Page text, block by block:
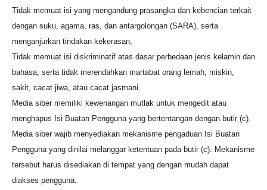
Tidak memuat isi yang mengandung prasangka dan kebencian terkait
dengan suku, agama, ras, dan antargolongan (SARA), serta
menganjurkan tindakan kekerasan;
Tidak memuat isi diskriminatif atas dasar perbedaan jenis kelamin dan
bahasa, serta tidak merendahkan martabat orang lemah, miskin,
sakit, cacat jiwa, atau cacat jasmani.
Media siber memiliki kewenangan mutlak untuk mengedit atau
menghapus Isi Buatan Pengguna yang bertentangan dengan butir (c).
Media siber wajib menyediakan mekanisme pengaduan Isi Buatan
Pengguna yang dinilai melanggar ketentuan pada butir (c). Mekanisme
tersebut harus disediakan di tempat yang dengan mudah dapat
diakses pengguna.